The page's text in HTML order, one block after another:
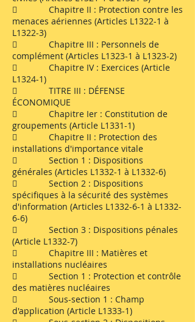
 Chapitre II : Protection contre les
menaces aériennes (Articles L1322-1 à
L1322-3)
 Chapitre III : Personnels de
complément (Articles L1323-1 à L1323-2)
 Chapitre IV : Exercices (Article
L1324-1)
 TITRE III : DÉFENSE
ÉCONOMIQUE
 Chapitre Ier : Constitution de
groupements (Article L1331-1)
 Chapitre II : Protection des
installations d'importance vitale
 Section 1 : Dispositions
générales (Articles L1332-1 à L1332-6)
 Section 2 : Dispositions
spécifiques à la sécurité des systèmes
d'information (Articles L1332-6-1 à L1332-
6-6)
 Section 3 : Dispositions pénales
(Article L1332-7)
 Chapitre III : Matières et
installations nucléaires
 Section 1 : Protection et contrôle
des matières nucléaires
 Sous-section 1 : Champ
d'application (Article L1333-1)